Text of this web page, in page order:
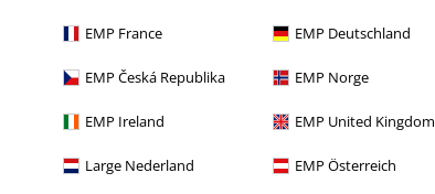
EMP France EMP Deutschland
EMP Česká Republika EMP Norge
EMP Ireland EMP United Kingdom
Large Nederland EMP Österreich